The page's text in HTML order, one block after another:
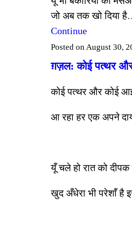
जो अब तक खो दिया
Continue
Posted on August 30,
ग़ज़ल: कोई पत्थर
कोई पत्थर और कोई
आ रहा हर एक अपने
यूँ चले हो रात को
खुद अँधेरा भी परेशाँ है